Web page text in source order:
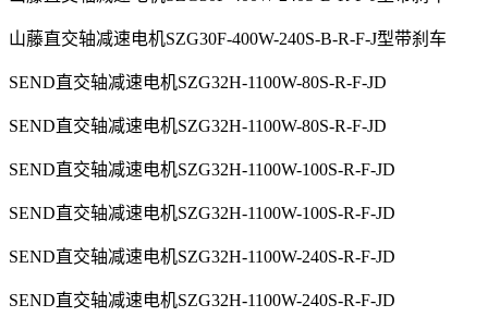
山藤直交轴减速电机SZG30F-400W-240S-B-R-F-J型带刹车
SEND直交轴减速电机SZG32H-1100W-80S-R-F-JD
SEND直交轴减速电机SZG32H-1100W-80S-R-F-JD
SEND直交轴减速电机SZG32H-1100W-100S-R-F-JD
SEND直交轴减速电机SZG32H-1100W-100S-R-F-JD
SEND直交轴减速电机SZG32H-1100W-240S-R-F-JD
SEND直交轴减速电机SZG32H-1100W-240S-R-F-JD